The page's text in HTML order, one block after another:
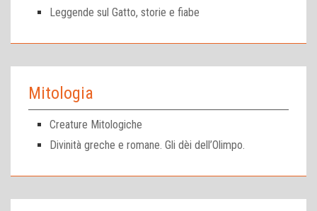
Leggende sul Gatto, storie e fiabe
Mitologia
Creature Mitologiche
Divinità greche e romane. Gli dèi dell’Olimpo.